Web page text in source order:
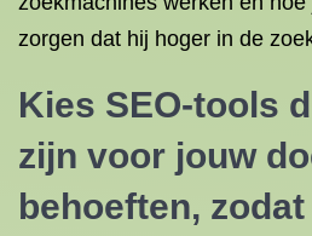
zorgen dat hij hoger in de
Kies SEO-tools
zijn voor jouw
behoeften,